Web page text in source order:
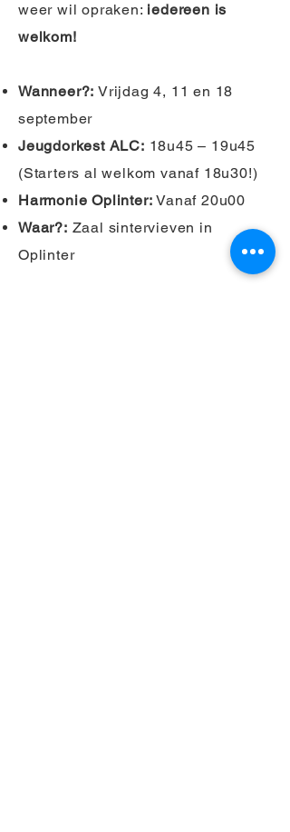
weer wil opraken: iedereen is
welkom!
Wanneer?: Vrijdag 4, 11 en 18
september
Jeugdorkest ALC: 18u45 – 19u45
(Starters al welkom vanaf 18u30!)
Harmonie Oplinter: Vanaf 20u00
Waar?: Zaal sintervieven in
Oplinter